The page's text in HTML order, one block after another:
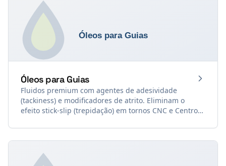
Óleos para Guias
Fluidos premium com agentes de adesividade
(tackiness) e modificadores de atrito. Eliminam o
efeito stick-slip (trepidação) em tornos CNC e Centros
Formulados com base nos requisitos da norma de
referência DIN 51.502 (CGLP).